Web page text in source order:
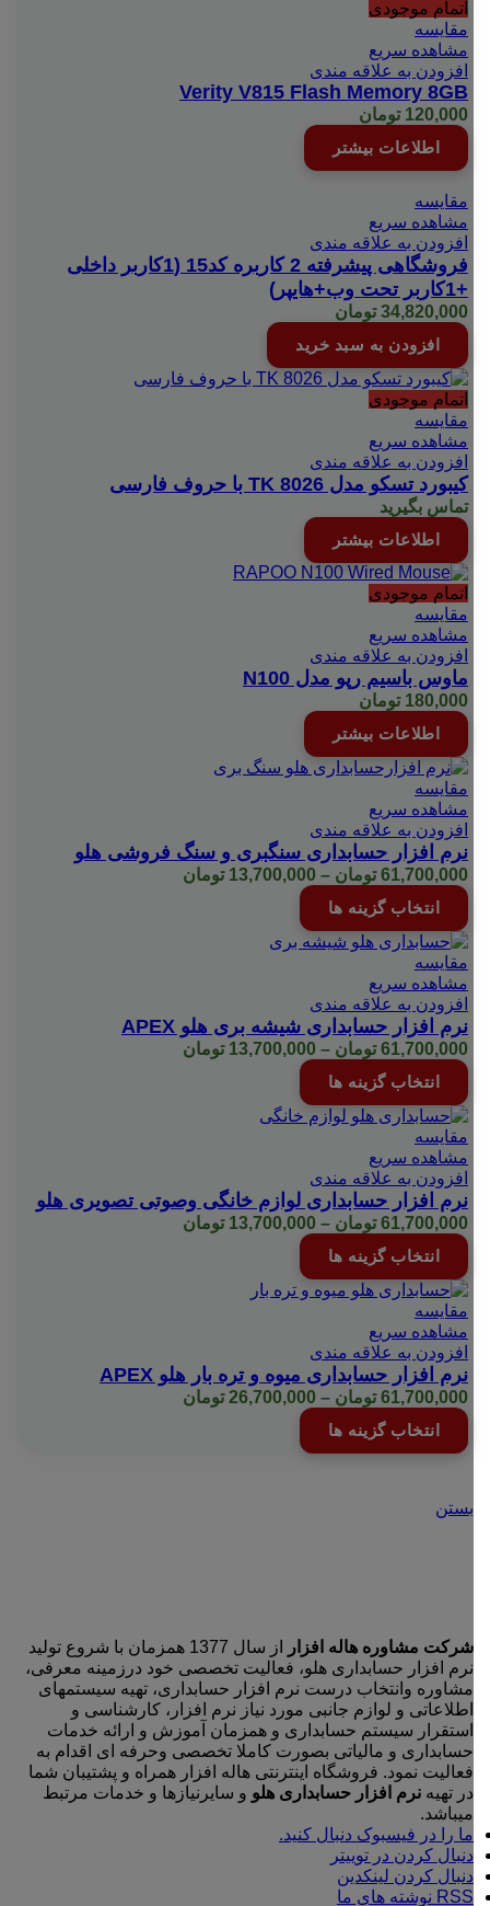
اتمام موجودی
مقایسه
مشاهده سریع
افزودن به علاقه مندی
Verity V815 Flash Memory 8GB
120,000 تومان
اطلاعات بیشتر
مقایسه
مشاهده سریع
افزودن به علاقه مندی
فروشگاهی پیشرفته 2 کاربره کد15 (1کاربر داخلی
+1کاربر تحت وب+هایپر)
34,820,000 تومان
افزودن به سبد خرید
اتمام موجودی
مقایسه
مشاهده سریع
افزودن به علاقه مندی
کیبورد تسکو مدل TK 8026 با حروف فارسی
تماس بگیرید
اطلاعات بیشتر
اتمام موجودی
مقایسه
مشاهده سریع
افزودن به علاقه مندی
ماوس باسیم رپو مدل N100
180,000 تومان
اطلاعات بیشتر
مقایسه
مشاهده سریع
افزودن به علاقه مندی
نرم افزار حسابداری سنگبری و سنگ فروشی هلو
61,700,000 تومان –
13,700,000 تومان
انتخاب گزینه ها
این
دارای
انواع
باشد.
گزینه
ها
است
در
شوند
مقایسه
مشاهده سریع
افزودن به علاقه مندی
نرم افزار حسابداری شیشه بری هلو APEX
61,700,000 تومان –
13,700,000 تومان
انتخاب گزینه ها
این
دارای
باشد.
گزینه
ها
است
در
شوند
مقایسه
مشاهده سریع
افزودن به علاقه مندی
نرم افزار حسابداری لوازم خانگی وصوتی تصویری هلو
61,700,000 تومان –
13,700,000 تومان
انتخاب گزینه ها
این
دارای
انواع
گزینه
ها
است
مقایسه
مشاهده سریع
افزودن به علاقه مندی
نرم افزار حسابداری میوه و تره بار هلو APEX
61,700,000 تومان –
26,700,000 تومان
انتخاب گزینه ها
این
در
صفحه
محصول
انتخاب
شوند
بستن
شرکت مشاوره هاله افزار
از سال 1377 همزمان با شروع تولید
نرم افزار حسابداری هلو، فعالیت تخصصی خود درزمینه معرفی،
مشاوره وانتخاب درست نرم افزار حسابداری، تهیه سیستمهای
اطلاعاتی و لوازم جانبی مورد نیاز نرم افزار، کارشناسی و
استقرار سیستم حسابداری و همزمان آموزش و ارائه خدمات
حسابداری و مالیاتی بصورت کاملا تخصصی وحرفه ای اقدام به
فعالیت نمود. فروشگاه اینترنتی هاله افزار همراه و پشتیبان شما
در تهیه نرم افزار حسابداری هلو و سایرنیازها و خدمات مرتبط
میباشد.
ما را در فیسبوک دنبال کنید.
دنبال کردن در توییتر
دنبال کردن لینکدین
RSS نوشته های ما